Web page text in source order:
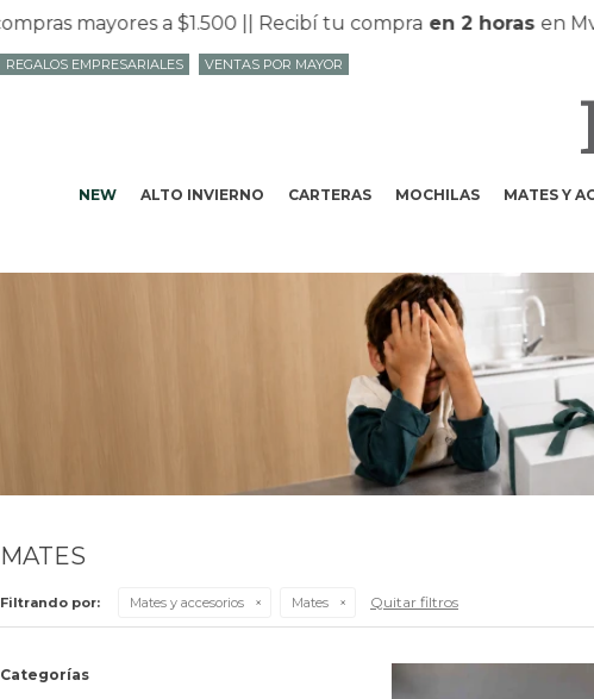
mayores a $1.500 || Recibí tu compraen 2 horas en Mvd con
NEW ALTO INVIERNO CARTERAS MOCHILAS MATES Y
REGALOS EMPRESARIALES VENTAS POR MAYOR
MATES
Filtrando por: Mates y accesorios Mates Quitar filtros
Categorías